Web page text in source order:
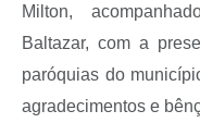
Milton,
Baltazar, com a
paróquias do
agradecimentos e